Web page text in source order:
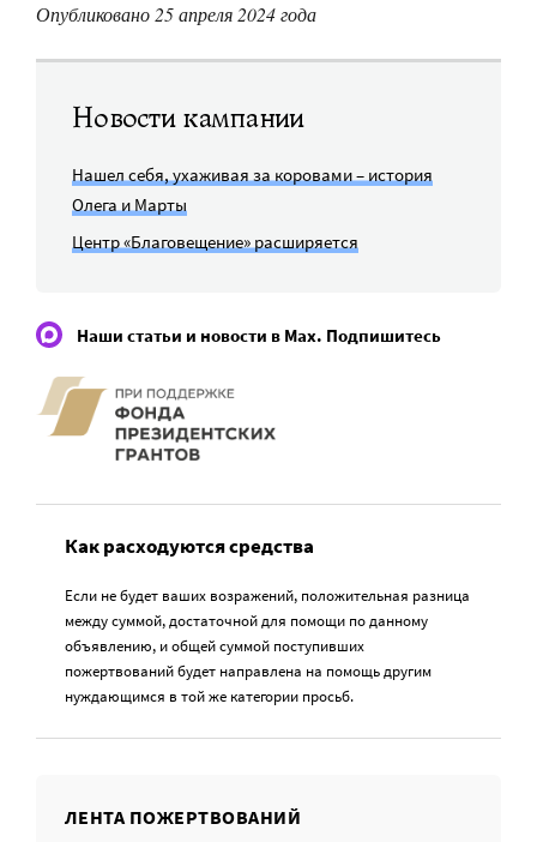
Опубликовано 25 апреля 2024 года
Новости кампании
Нашел себя, ухаживая за коровами – история
Олега и Марты
Центр «Благовещение» расширяется
Наши статьи и новости в Max. Подпишитесь
Как расходуются средства
Если не будет ваших возражений, положительная разница
между суммой, достаточной для помощи по данному
объявлению, и общей суммой поступивших
пожертвований будет направлена на помощь другим
нуждающимся в той же категории просьб.
ЛЕНТА ПОЖЕРТВОВАНИЙ